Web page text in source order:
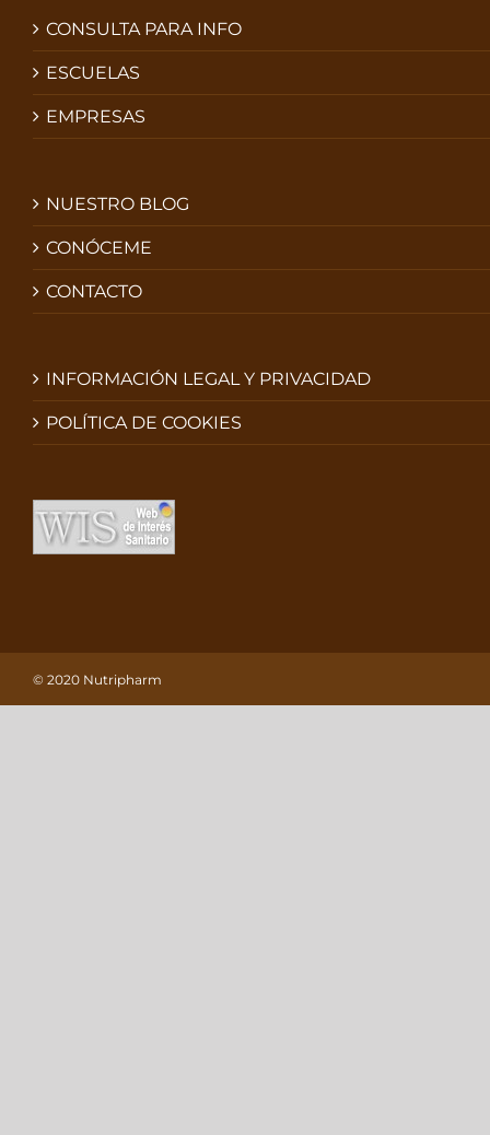
CONSULTA PARA INFO
ESCUELAS
EMPRESAS
NUESTRO BLOG
CONÓCEME
CONTACTO
INFORMACIÓN LEGAL Y PRIVACIDAD
POLÍTICA DE COOKIES
© 2020 Nutripharm